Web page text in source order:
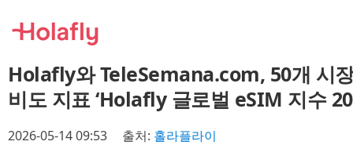
Holafly와 TeleSemana.com, 50개 시
비도 지표 ‘Holafly 글로벌 eSIM 지수
2026-05-14 09:53 출처: 홀라플라이